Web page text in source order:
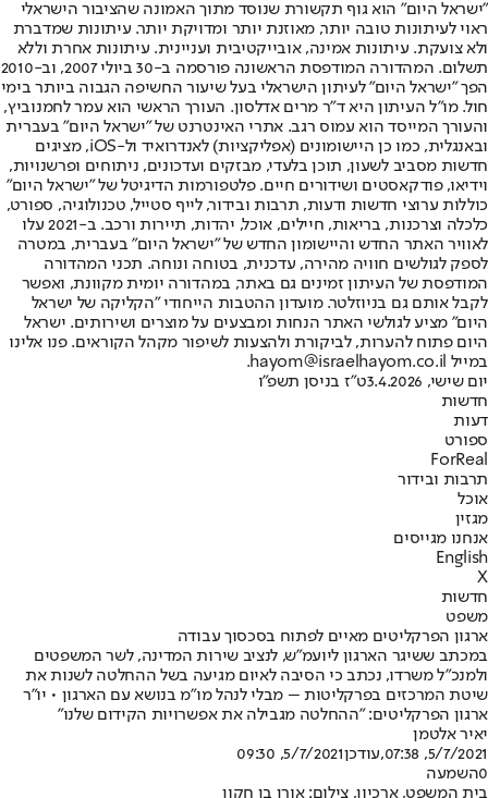
"ישראל היום" הוא גוף תקשורת שנוסד מתוך האמונה שהציבור הישראלי
ראוי לעיתונות טובה יותר, מאוזנת יותר ומדויקת יותר. עיתונות שמדברת
ולא צועקת. עיתונות אמינה, אובייקטיבית ועניינית. עיתונות אחרת וללא
תשלום. המהדורה המודפסת הראשונה פורסמה ב-30 ביולי 2007, וב-2010
הפך "ישראל היום" לעיתון הישראלי בעל שיעור החשיפה הגבוה ביותר בימי
חול. מו"ל העיתון היא ד"ר מרים אדלסון. העורך הראשי הוא עמר לחמנוביץ,
והעורך המייסד הוא עמוס רגב. אתרי האינטרנט של "ישראל היום" בעברית
ובאנגלית, כמו כן היישומונים (אפליקציות) לאנדרואיד ול-iOS, מציגים
חדשות מסביב לשעון, תוכן בלעדי, מבזקים ועדכונים, ניתוחים ופרשנויות,
וידיאו, פודקאסטים ושידורים חיים. פלטפורמות הדיגיטל של "ישראל היום"
כוללות ערוצי חדשות ודעות, תרבות ובידור, לייף סטייל, טכנולוגיה, ספורט,
כלכלה וצרכנות, בריאות, חיילים, אוכל, יהדות, תיירות ורכב. ב-2021 עלו
לאוויר האתר החדש והיישומון החדש של "ישראל היום" בעברית, במטרה
לספק לגולשים חוויה מהירה, עדכנית, בטוחה ונוחה. תכני המהדורה
המודפסת של העיתון זמינים גם באתר, במהדורה יומית מקוונת, ואפשר
לקבל אותם גם בניוזלטר. מועדון ההטבות הייחודי "הקליקה של ישראל
היום" מציע לגולשי האתר הנחות ומבצעים על מוצרים ושירותים. ישראל
היום פתוח להערות, לביקורת ולהצעות לשיפור מקהל הקוראים. פנו אלינו
במייל hayom@israelhayom.co.il.
יום שישי, 3.4.2026
ט"ז בניסן תשפ"ו
חדשות
דעות
ספורט
ForReal
תרבות ובידור
אוכל
מגזין
אנחנו מגייסים
English
X
חדשות
משפט
ארגון הפרקליטים מאיים לפתוח בסכסוך עבודה
במכתב ששיגר הארגון ליועמ"ש, לנציב שירות המדינה, לשר המשפטים
ולמנכ"ל משרדו, נכתב כי הסיבה לאיום מגיעה בשל ההחלטה לשנות את
שיטת המרכזים בפרקליטות – מבלי לנהל מו"מ בנושא עם הארגון • יו"ר
ארגון הפרקליטים: "ההחלטה מגבילה את אפשרויות הקידום שלנו"
יאיר אלטמן
5/7/2021, 07:38
,עודכן5/7/2021, 09:30
0השמעה
בית המשפט, ארכיון, צילום: אורן בן חקון